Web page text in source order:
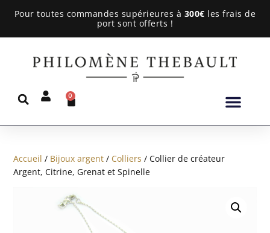
Pour toutes commandes supérieures à 300€ les frais de
port sont offerts !
0
Accueil / Bijoux argent / Colliers / Collier de créateur
Argent, Citrine, Grenat et Spinelle